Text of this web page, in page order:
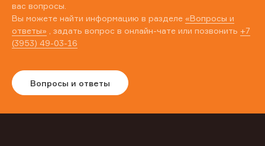
вас вопросы.
Вы можете найти информацию в разделе «Вопросы и
ответы» , задать вопрос в онлайн-чате или позвонить +7
(3953) 49-03-16
Вопросы и ответы